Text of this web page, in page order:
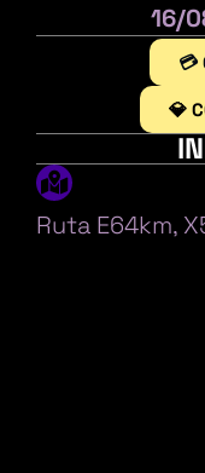
16/
💳
💎
Ruta E64km,